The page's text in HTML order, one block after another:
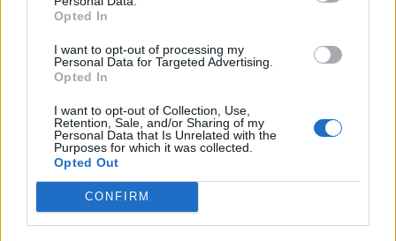
Opted In
I want to opt-out of processing my
Personal Data for Targeted Advertising.
Opted In
I want to opt-out of Collection, Use,
Retention, Sale, and/or Sharing of my
Personal Data that Is Unrelated with the
Purposes for which it was collected.
Opted Out
CONFIRM
D O
B R A
R
R D
D O B
O
R A D O
R
B R
BUSCAR MÁS